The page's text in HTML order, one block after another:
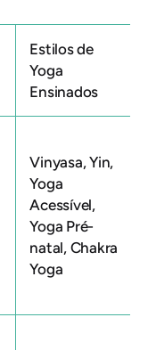
Estilos de
Yoga
Ensinados
Vinyasa, Yin,
Yoga
Acessível,
Yoga Pré-
natal, Chakra
Yoga